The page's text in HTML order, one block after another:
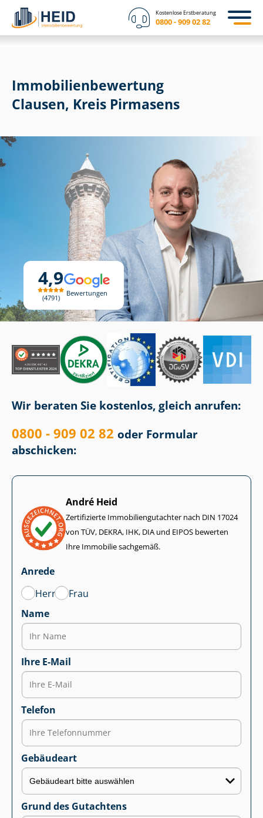
Kostenlose Erstberatung
0800 - 909 02 82
4,9
4791
Bewertungen
Immobilien­bewertung
Clausen, Kreis Pirmasens
Wir beraten Sie kostenlos, gleich anrufen:
0800 - 909 02 82 oder Formular
abschicken:
André Heid
Zertifizierte Im­mo­bi­li­en­gut­ach­ter nach DIN 17024
von TÜV, DEKRA, IHK, DIA und EIPOS bewerten
Ihre Immobilie sachgemäß.
Anrede
Herr
Frau
Name
Ihre E-Mail
Telefon
Gebäudeart
Grund des Gutachtens